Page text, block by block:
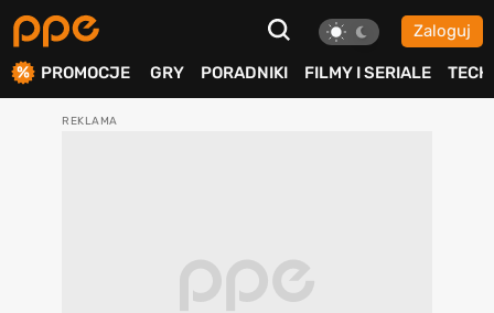
Zaloguj
PROMOCJE GRY PORADNIKI FILMY I SERIALE TECH